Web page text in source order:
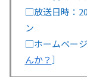
□放送日時：
ン
□ホームペー
んか？］